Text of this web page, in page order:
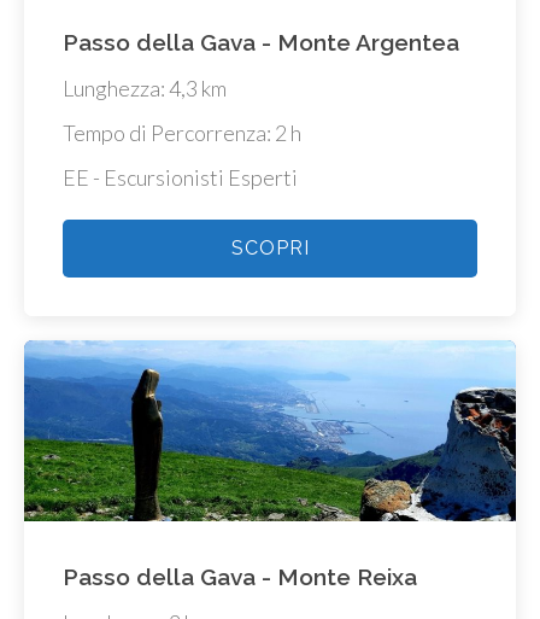
Passo della Gava - Monte Argentea
Lunghezza: 4,3 km
Tempo di Percorrenza: 2 h
EE - Escursionisti Esperti
SCOPRI
Passo della Gava - Monte Reixa